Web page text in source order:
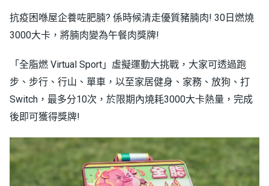
抗疫困喺屋企養咗肥腩? 係時候清走優質豬腩肉! 30日燃燒
3000大卡，將腩肉變為午餐肉獎牌!
「全脂燃 Virtual Sport」虛擬運動大挑戰，大家可透過跑
步、步行、行山、單車，以至家居健身、家務、放狗、打
Switch，最多分10次，於限期內燒耗3000大卡熱量，完成
後即可獲得獎牌!